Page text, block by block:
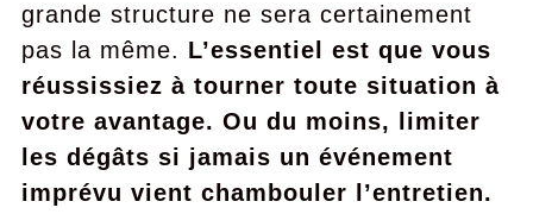
grande structure ne sera certainement
pas la même. L’essentiel est que vous
réussissiez à tourner toute situation à
votre avantage. Ou du moins, limiter
les dégâts si jamais un événement
imprévu vient chambouler l’entretien.